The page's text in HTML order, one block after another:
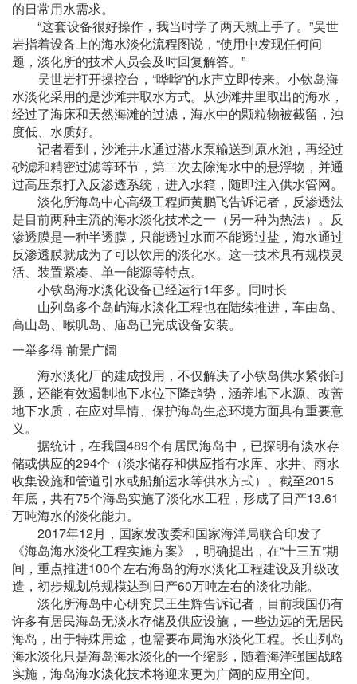
的日常用水需求。
“这套设备很好操作，我当时学了两天就上手了。”吴世
岩指着设备上的海水淡化流程图说，“使用中发现任何问
题，淡化所的技术人员会及时回复解答。”
吴世岩打开操控台，“哗哗”的水声立即传来。小钦岛海
水淡化采用的是沙滩井取水方式。从沙滩井里取出的海水，
经过了海床和天然海滩的过滤，海水中的颗粒物被截留，浊
度低、水质好。
记者看到，沙滩井水通过潜水泵输送到原水池，再经过
砂滤和精密过滤等环节，第二次去除海水中的悬浮物，并通
过高压泵打入反渗透系统，进入水箱，随即注入供水管网。
淡化所海岛中心高级工程师黄鹏飞告诉记者，反渗透法
是目前两种主流的海水淡化技术之一（另一种为热法）。反
渗透膜是一种半透膜，只能透过水而不能透过盐，海水通过
反渗透膜就成为了可以饮用的淡化水。这一技术具有规模灵
活、装置紧凑、单一能源等特点。
小钦岛海水淡化设备已经运行1年多。同时长
山列岛多个岛屿海水淡化工程也在陆续推进，车由岛、
高山岛、喉叽岛、庙岛已完成设备安装。
一举多得 前景广阔
海水淡化厂的建成投用，不仅解决了小钦岛供水紧张问
题，还能有效遏制地下水位下降趋势，涵养地下水源、改善
地下水质，在应对旱情、保护海岛生态环境方面具有重要意
义。
据统计，在我国489个有居民海岛中，已探明有淡水存
储或供应的294个（淡水储存和供应指有水库、水井、雨水
收集设施和管道引水或船舶运水等供水方式）。截至2015
年底，共有75个海岛实施了淡化水工程，形成了日产13.61
万吨海水的淡化能力。
2017年12月，国家发改委和国家海洋局联合印发了
《海岛海水淡化工程实施方案》，明确提出，在“十三五”期
间，重点推进100个左右海岛的海水淡化工程建设及升级改
造，初步规划总规模达到日产60万吨左右的淡化功能。
淡化所海岛中心研究员王生辉告诉记者，目前我国仍有
许多有居民海岛无淡水存储及供应设施，一些边远的无居民
海岛，出于特殊用途，也需要布局海水淡化工程。长山列岛
海水淡化只是海岛海水淡化的一个缩影，随着海洋强国战略
实施，海岛海水淡化技术将迎来更为广阔的应用空间。